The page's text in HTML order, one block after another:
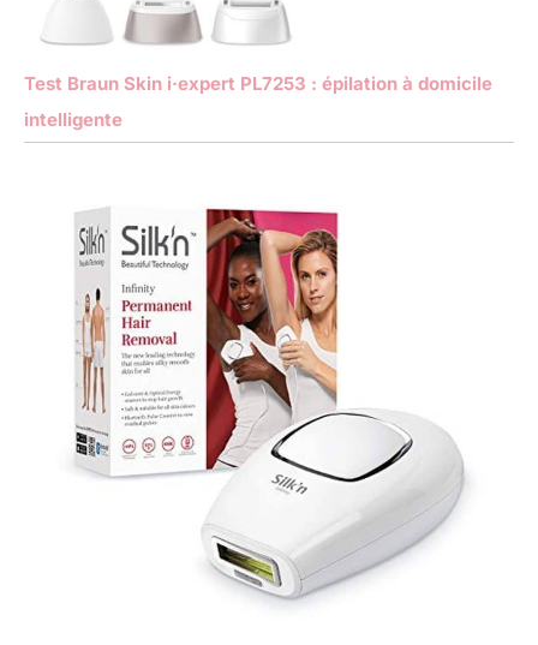
Test Braun Skin i·expert PL7253 : épilation à domicile
intelligente